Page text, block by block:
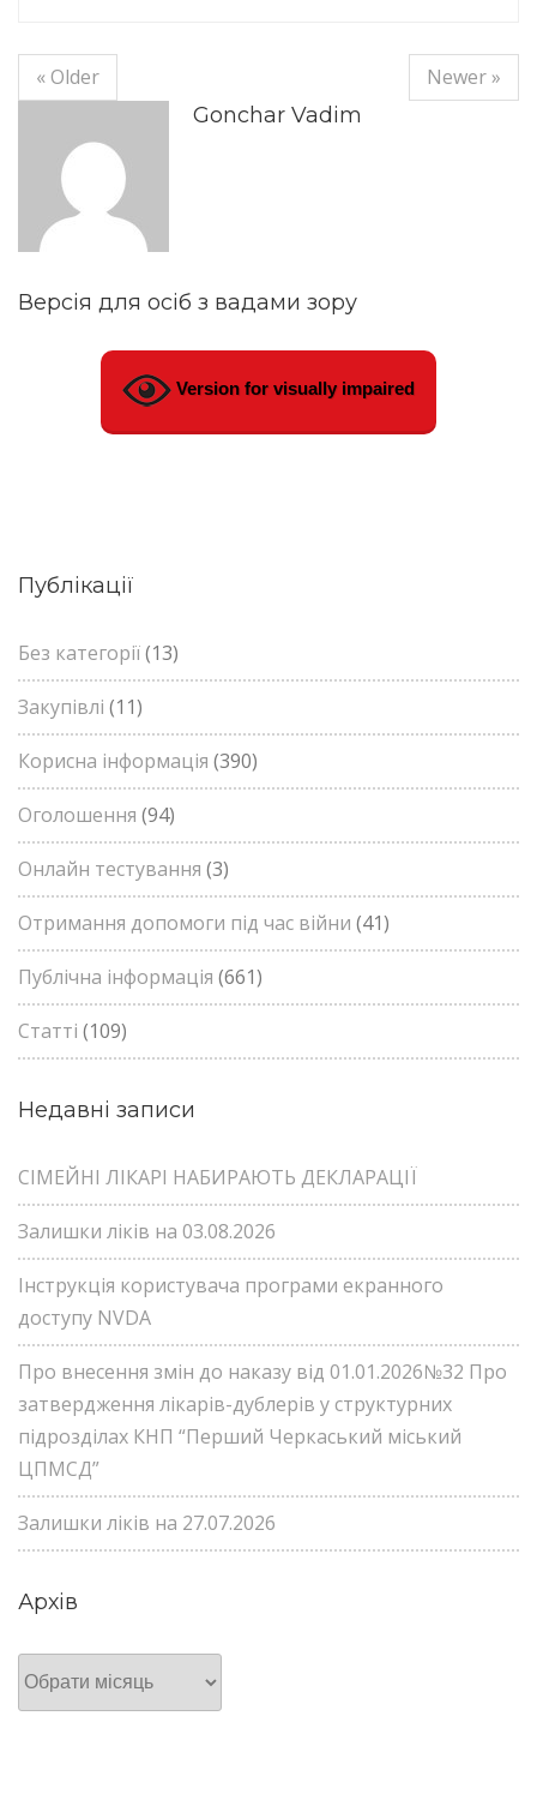
« Older
Newer »
Gonchar Vadim
Версія для осіб з вадами зору
Version for visually impaired
Публікації
Без категорії(13)
Закупівлі (11)
Корисна інформація (390)
Оголошення (94)
Онлайн тестування (3)
Отримання допомоги під час війни (41)
Публічна інформація (661)
Статті (109)
Недавні записи
СІМЕЙНІ ЛІКАРІ НАБИРАЮТЬ ДЕКЛАРАЦІЇ
Залишки ліків на 03.08.2026
Інструкція користувача програми екранного
доступу NVDA
Про внесення змін до наказу від 01.01.2026№32 Про
затвердження лікарів-дублерів у структурних
підрозділах КНП “Перший Черкаський міський
ЦПМСД”
Залишки ліків на 27.07.2026
Архів
Архів